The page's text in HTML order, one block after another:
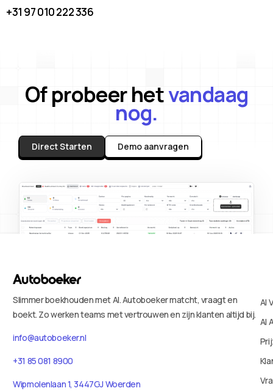
+31 97 010 222 336
Of probeer hetvandaag
nog.
Direct Starten Demo aanvragen
Slimmer boekhouden met AI. Autoboeker matcht, vraagt en
boekt. Zo werken teams met vertrouwen en zijn klanten altijd bij.
info@autoboeker.nl
+31 85 081 8900
Wipmolenlaan 1, 3447GJ Woerden
AI
AI